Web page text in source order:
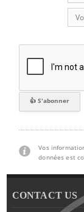
Vos
données est
CONTACT US